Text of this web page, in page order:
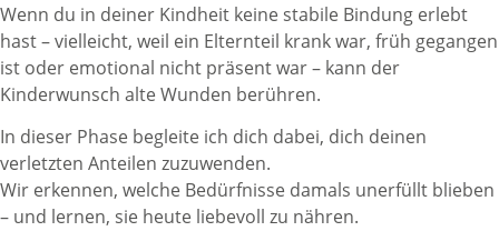
Wenn du in deiner Kindheit keine stabile Bindung erlebt
hast – vielleicht, weil ein Elternteil krank war, früh gegangen
ist oder emotional nicht präsent war – kann der
Kinderwunsch alte Wunden berühren.
In dieser Phase begleite ich dich dabei, dich deinen
verletzten Anteilen zuzuwenden.
Wir erkennen, welche Bedürfnisse damals unerfüllt blieben
– und lernen, sie heute liebevoll zu nähren.